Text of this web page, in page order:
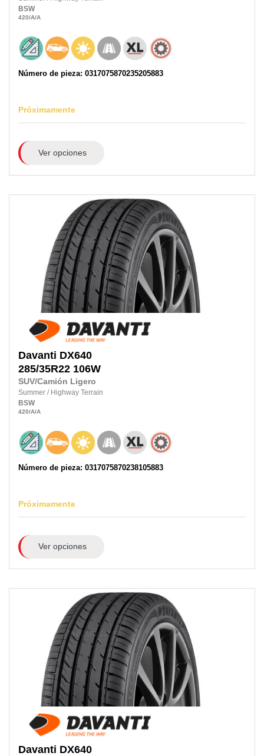
BSW
420/A/A
Número de pieza: 0317075870235205883
Próximamente
Ver opciones
Davanti DX640
285/35R22 106W
SUV/Camión Ligero
Summer / Highway Terrain
BSW
420/A/A
Número de pieza: 0317075870238105883
Próximamente
Ver opciones
Davanti DX640